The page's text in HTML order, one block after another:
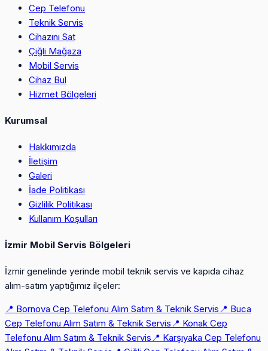
Cep Telefonu
Teknik Servis
Cihazını Sat
Çiğli Mağaza
Mobil Servis
Cihaz Bul
Hizmet Bölgeleri
Kurumsal
Hakkımızda
İletişim
Galeri
İade Politikası
Gizlilik Politikası
Kullanım Koşulları
İzmir Mobil Servis Bölgeleri
İzmir genelinde yerinde mobil teknik servis ve kapıda cihaz
alım-satım yaptığımız ilçeler:
📍 Bornova Cep Telefonu Alım Satım & Teknik Servis📍 Buca
Cep Telefonu Alım Satım & Teknik Servis📍 Konak Cep
Telefonu Alım Satım & Teknik Servis📍 Karşıyaka Cep Telefonu